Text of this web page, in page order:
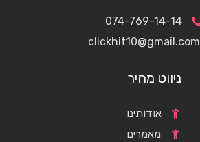
074-769-14-14
clickhit10@gmail.com
ניווט מהיר
אודותינו
מאמרים